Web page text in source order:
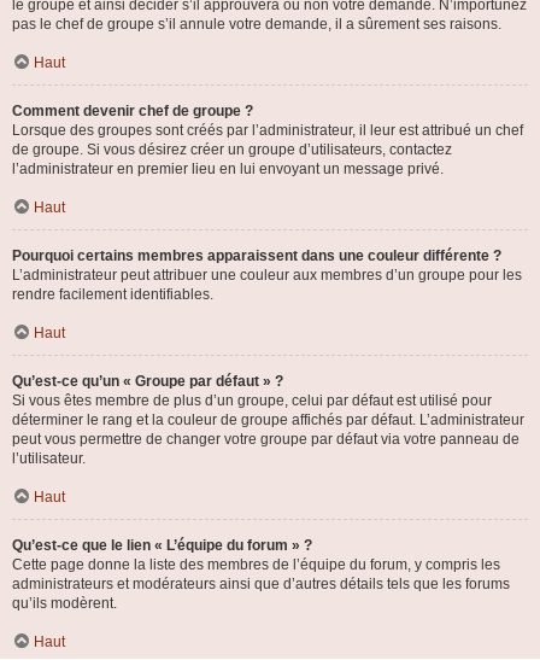
le groupe et ainsi décider s’il approuvera ou non votre demande. N’importunez
pas le chef de groupe s’il annule votre demande, il a sûrement ses raisons.
Haut
Comment devenir chef de groupe ?
Lorsque des groupes sont créés par l’administrateur, il leur est attribué un chef
de groupe. Si vous désirez créer un groupe d’utilisateurs, contactez
l’administrateur en premier lieu en lui envoyant un message privé.
Haut
Pourquoi certains membres apparaissent dans une couleur différente ?
L’administrateur peut attribuer une couleur aux membres d’un groupe pour les
rendre facilement identifiables.
Haut
Qu’est-ce qu’un « Groupe par défaut » ?
Si vous êtes membre de plus d’un groupe, celui par défaut est utilisé pour
déterminer le rang et la couleur de groupe affichés par défaut. L’administrateur
peut vous permettre de changer votre groupe par défaut via votre panneau de
l’utilisateur.
Haut
Qu’est-ce que le lien « L’équipe du forum » ?
Cette page donne la liste des membres de l’équipe du forum, y compris les
administrateurs et modérateurs ainsi que d’autres détails tels que les forums
qu’ils modèrent.
Haut